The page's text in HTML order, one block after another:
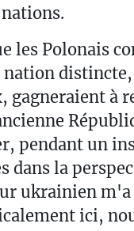
les Polonais
nation
gagneraient à
pendant un
la
ukrainien
ici,